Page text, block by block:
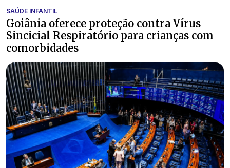
SAÚDE INFANTIL
Goiânia oferece proteção contra Vírus
Sincicial Respiratório para crianças com
comorbidades